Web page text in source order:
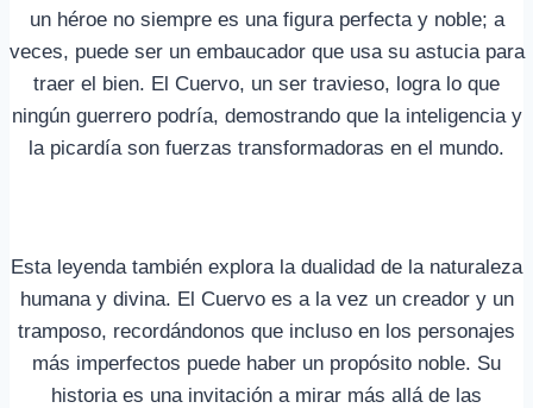
un héroe no siempre es una figura perfecta y noble; a
veces, puede ser un embaucador que usa su astucia para
traer el bien. El Cuervo, un ser travieso, logra lo que
ningún guerrero podría, demostrando que la inteligencia y
la picardía son fuerzas transformadoras en el mundo.
Esta leyenda también explora la dualidad de la naturaleza
humana y divina. El Cuervo es a la vez un creador y un
tramposo, recordándonos que incluso en los personajes
más imperfectos puede haber un propósito noble. Su
historia es una invitación a mirar más allá de las